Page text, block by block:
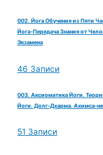
002. Йога Обучения из Пяти
Йога-Передача Знания от
Экзамена
46 Записи
003. Аксиоматика Йоги.
Йоги. Долг-Дхарма. Ахимса-не
51 Записи